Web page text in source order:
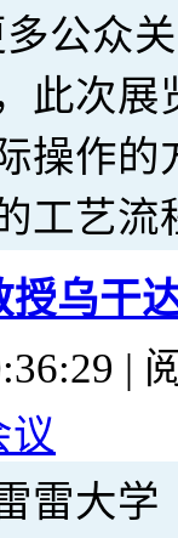
公众
此次
操作
工艺流
授乌干
|
议
雷大学